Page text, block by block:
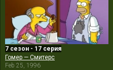
7 сезон - 17 серия
Гомер — Смитерс
Feb 25, 1996